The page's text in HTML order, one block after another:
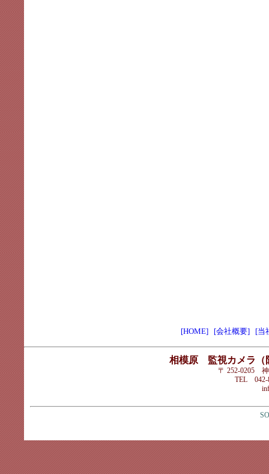
[HOME] [会社概要] [当
相模原 監視カメラ（
〒 252-0205
TEL 042-